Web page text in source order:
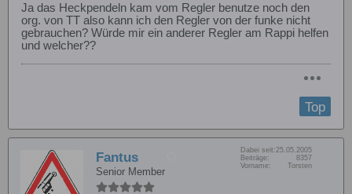
Ja das Heckpendeln kam vom Regler benutze noch den
org. von TT also kann ich den Regler von der funke nicht
gebrauchen? Würde mir ein anderer Regler am Rappi helfen
und welcher??
Top
Fantus
Senior Member
Dabei seit:25.05.2005
Beiträge:
8357
Vorname:
Torsten